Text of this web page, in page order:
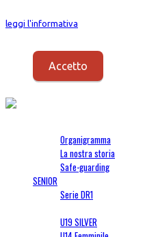
leggi l'informativa
Accetto
Organigramma
La nostra storia
Safe-guarding
SENIOR
Serie DR1
U19 SILVER